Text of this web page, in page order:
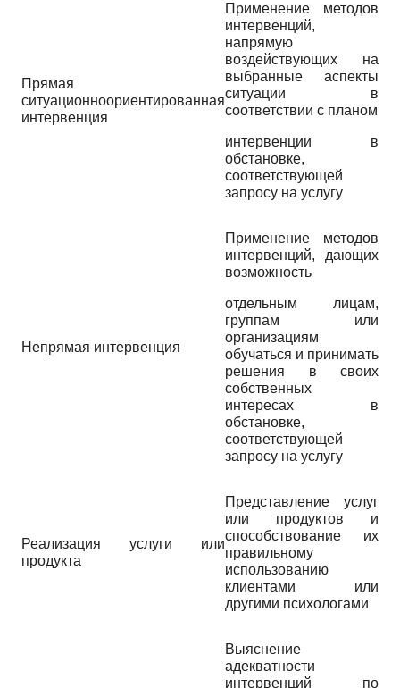
Прямая
ситуационноориентированная
интервенция
Применение методов
интервенций,
напрямую
воздействующих на
выбранные аспекты
ситуации в
соответствии с планом
интервенции в
обстановке,
соответствующей
запросу на услугу
Непрямая интервенция
Применение методов
интервенций, дающих
возможность
отдельным лицам,
группам или
организациям
обучаться и принимать
решения в своих
собственных
интересах в
обстановке,
соответствующей
запросу на услугу
Реализация услуги или
продукта
Представление услуг
или продуктов и
способствование их
правильному
использованию
клиентами или
другими психологами
Выяснение
адекватности
интервенций по